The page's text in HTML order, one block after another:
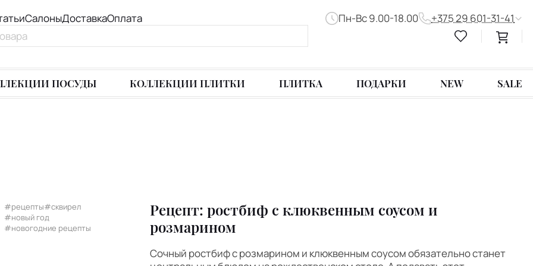
СалоныДоставкаОплата Пн-Вс 9.00-18.00 +375 29 601-31-41
ПОСУДЫ КОЛЛЕКЦИИ ПЛИТКИ ПЛИТКА ПОДАРКИ NEW SALE
#рецепты#сквирел
#новый год
#новогодние рецепты
Рецепт: ростбиф с клюквенным соусом и
розмарином
Сочный ростбиф с розмарином и клюквенным соусом обязательно станет